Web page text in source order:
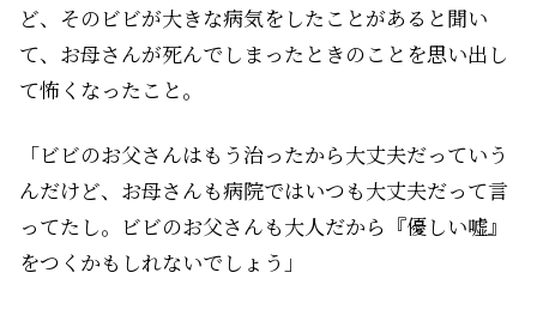
ど、そのビビが大きな病気をしたことがあると聞い
て、お母さんが死んでしまったときのことを思い出し
て怖くなったこと。
「ビビのお父さんはもう治ったから大丈夫だっていう
んだけど、お母さんも病院ではいつも大丈夫だって言
ってたし。ビビのお父さんも大人だから『優しい嘘』
をつくかもしれないでしょう」